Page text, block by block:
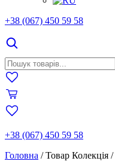
+38 (067) 450 59 58
+38 (067) 450 59 58
Головна /Товар Колекція /